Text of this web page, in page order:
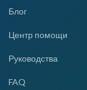
Блог
Центр помощи
Руководства
FAQ